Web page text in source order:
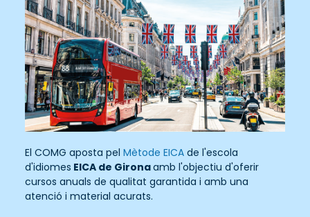
El COMG aposta pel Mètode EICAde l'escola
d'idiomes EICA de Gironaamb l'objectiu d'oferir
cursos anuals de qualitat garantida i amb una
atenció i material acurats.